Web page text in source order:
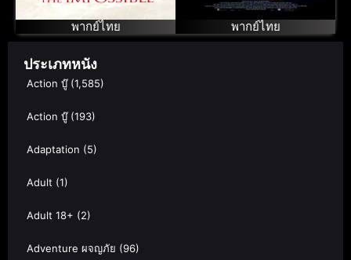
พากย์ไทย พากย์ไทย
ประเภทหนัง
Action บู๊(1,585)
Action บู๊(193)
Adaptation (5)
Adult (1)
Adult 18+ (2)
Adventure ผจญภัย (96)